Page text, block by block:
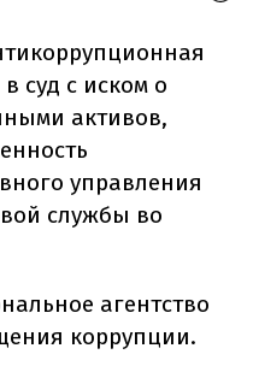
суд с иском о
активов,
управления
службы во
агентство
коррупции.